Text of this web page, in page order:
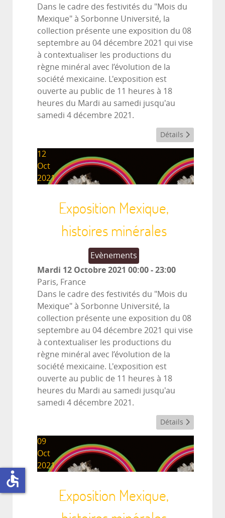
Dans le cadre des festivités du "Mois du
Mexique" à Sorbonne Université, la
collection présente une exposition du 08
septembre au 04 décembre 2021 qui vise
à contextualiser les productions du
règne minéral avec l’évolution de la
société mexicaine. L'exposition est
ouverte au public de 11 heures à 18
heures du Mardi au samedi jusqu'au
samedi 4 décembre 2021.
Détails
12
Oct
2021
Exposition Mexique,
histoires minérales
Evènements
Mardi 12 Octobre 2021 00:00-23:00
Paris, France
Dans le cadre des festivités du "Mois du
Mexique" à Sorbonne Université, la
collection présente une exposition du 08
septembre au 04 décembre 2021 qui vise
à contextualiser les productions du
règne minéral avec l’évolution de la
société mexicaine. L'exposition est
ouverte au public de 11 heures à 18
heures du Mardi au samedi jusqu'au
samedi 4 décembre 2021.
Détails
09
Oct
2021
Exposition Mexique,
accessible